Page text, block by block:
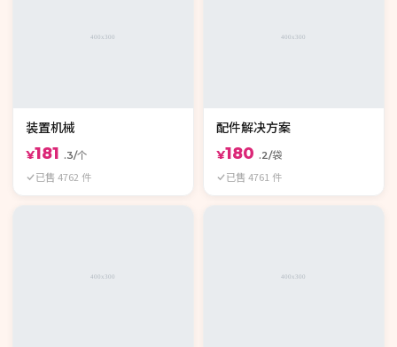
装置机械
¥181 .3/个
已售 4762 件
配件解决方案
¥180 .2/袋
已售 4761 件